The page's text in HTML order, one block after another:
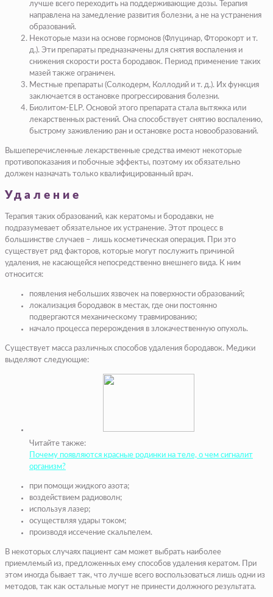
лучше всего переходить на поддерживающие дозы. Терапия
направлена на замедление развития болезни, а не на устранения
образований.
Некоторые мази на основе гормонов (Флуцинар, Фторокорт и т.
д.). Эти препараты предназначены для снятия воспаления и
снижения скорости роста бородавок. Период применение таких
мазей также ограничен.
Местные препараты (Солкодерм, Коллодий и т. д.). Их функция
заключается в остановке прогрессирования болезни.
Биолитом-ELP. Основой этого препарата стала вытяжка или
лекарственных растений. Она способствует снятию воспалению,
быстрому заживлению ран и остановке роста новообразований.
Вышеперечисленные лекарственные средства имеют некоторые
противопоказания и побочные эффекты, поэтому их обязательно
должен назначать только квалифицированный врач.
Удаление
Терапия таких образований, как кератомы и бородавки, не
подразумевает обязательное их устранение. Этот процесс в
большинстве случаев – лишь косметическая операция. При это
существует ряд факторов, которые могут послужить причиной
удаления, не касающейся непосредственно внешнего вида. К ним
относится:
появления небольших язвочек на поверхности образований;
локализация бородавок в местах, где они постоянно
подвергаются механическому травмированию;
начало процесса перерождения в злокачественную опухоль.
Существует масса различных способов удаления бородавок. Медики
выделяют следующие:
Читайте также:
Почему появляются красные родинки на теле, о чем сигналит
организм?
при помощи жидкого азота;
воздействием радиоволн;
используя лазер;
осуществляя удары током;
производя иссечение скальпелем.
В некоторых случаях пациент сам может выбрать наиболее
приемлемый из, предложенных ему способов удаления кератом. При
этом иногда бывает так, что лучше всего воспользоваться лишь одни из
методов, так как остальные могут не принести должного результата.